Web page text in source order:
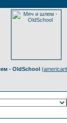
- OldSchool (